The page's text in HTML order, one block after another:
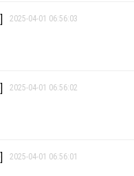
2025-04-01 06:56:03
2025-04-01 06:56:02
2025-04-01 06:56:01